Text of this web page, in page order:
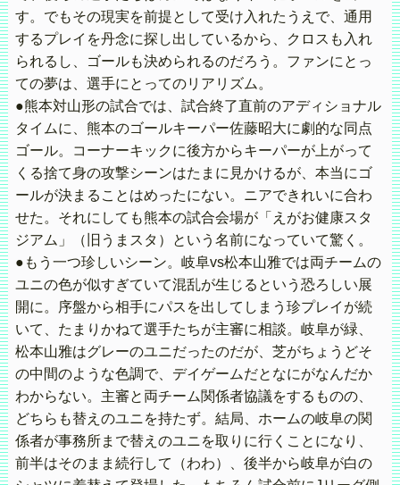
す。でもその現実を前提として受け入れたうえで、通用
するプレイを丹念に探し出しているから、クロスも入れ
られるし、ゴールも決められるのだろう。ファンにとっ
ての夢は、選手にとってのリアリズム。
●熊本対山形の試合では、試合終了直前のアディショナル
タイムに、熊本のゴールキーパー佐藤昭大に劇的な同点
ゴール。コーナーキックに後方からキーパーが上がって
くる捨て身の攻撃シーンはたまに見かけるが、本当にゴ
ールが決まることはめったにない。ニアできれいに合わ
せた。それにしても熊本の試合会場が「えがお健康スタ
ジアム」（旧うまスタ）という名前になっていて驚く。
●もう一つ珍しいシーン。岐阜vs松本山雅では両チームの
ユニの色が似すぎていて混乱が生じるという恐ろしい展
開に。序盤から相手にパスを出してしまう珍プレイが続
いて、たまりかねて選手たちが主審に相談。岐阜が緑、
松本山雅はグレーのユニだったのだが、芝がちょうどそ
の中間のような色調で、デイゲームだとなにがなんだか
わからない。主審と両チーム関係者協議をするものの、
どちらも替えのユニを持たず。結局、ホームの岐阜の関
係者が事務所まで替えのユニを取りに行くことになり、
前半はそのまま続行して（わわ）、後半から岐阜が白の